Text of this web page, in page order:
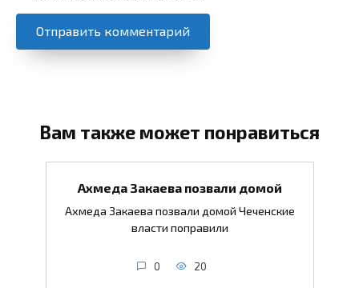
Вам также может понравиться
Ахмеда Закаева позвали домой
Ахмеда Закаева позвали домой Чеченские
власти поправили
0 20